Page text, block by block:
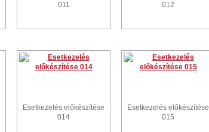
011
012
Esetkezelés előkészítése
014
Esetkezelés előkészítése
015